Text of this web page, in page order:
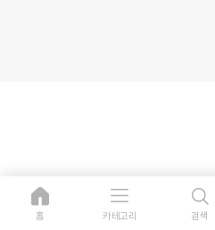
홈 카테고리 검색